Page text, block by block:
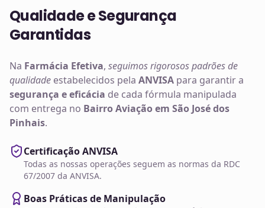
Qualidade e Segurança
Garantidas
Na Farmácia Efetiva, seguimos rigorosos padrões de
qualidade estabelecidos pela ANVISA para garantir a
segurança e eficácia de cada fórmula manipulada
com entrega no Bairro Aviação em São José dos
Pinhais.
Certificação ANVISA
Todas as nossas operações seguem as normas da RDC
67/2007 da ANVISA.
Boas Práticas de Manipulação